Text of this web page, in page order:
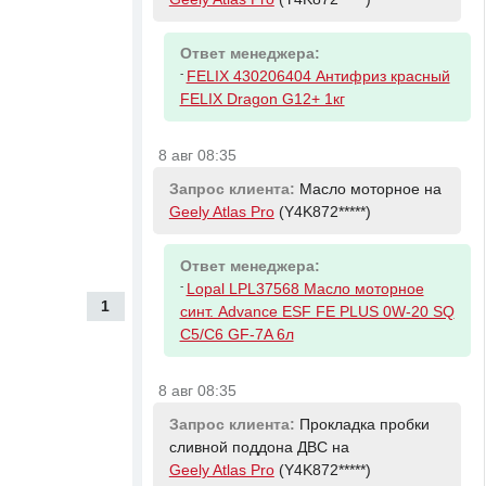
1
Ответ менеджера:
- FELIX 430206404 Антифриз красный
FELIX Dragon G12+ 1кг
8 авг 08:35
Запрос клиента: Масло моторное на
Geely Atlas Pro(Y4K872*****)
Ответ менеджера:
- Lopal LPL37568 Масло моторное
синт. Advance ESF FE PLUS 0W-20 SQ
C5/C6 GF-7A 6л
8 авг 08:35
Запрос клиента: Прокладка пробки
сливной поддона ДВС на
Geely Atlas Pro(Y4K872*****)